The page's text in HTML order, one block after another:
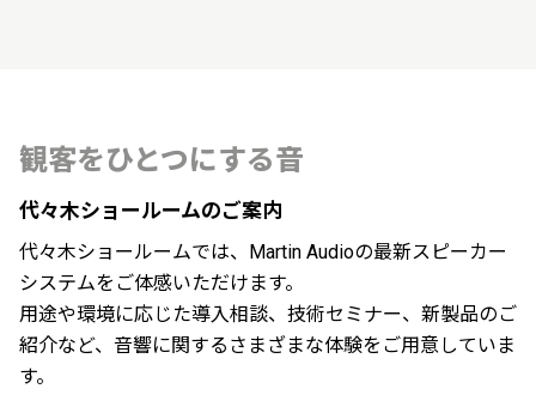
観客をひとつにする音
代々木ショールームのご案内
代々木ショールームでは、Martin Audioの最新スピーカー
システムをご体感いただけます。
用途や環境に応じた導入相談、技術セミナー、新製品のご
紹介など、音響に関するさまざまな体験をご用意していま
す。